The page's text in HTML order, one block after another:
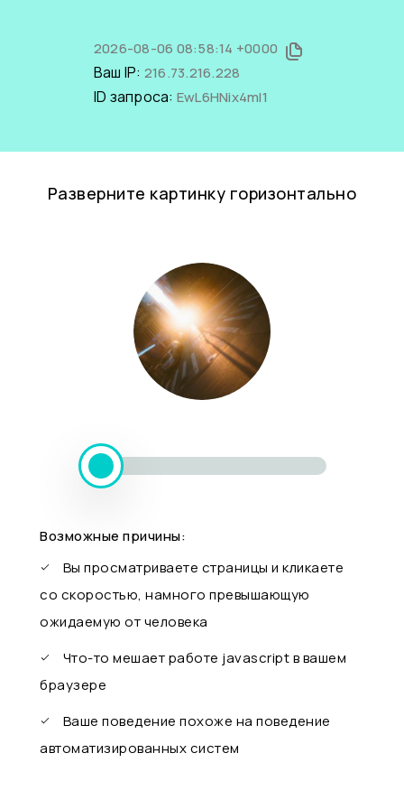
2026-08-06 08:58:14 +0000
Ваш IP: 216.73.216.228
ID запроса: EwL6HNix4mI1
Разверните картинку горизонтально
Возможные причины:
Вы просматриваете страницы и кликаете
со скоростью, намного превышающую
ожидаемую от человека
Что-то мешает работе javascript в вашем
браузере
Ваше поведение похоже на поведение
автоматизированных систем